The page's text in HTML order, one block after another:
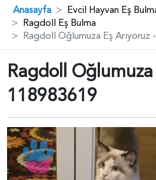
Anasayfa Evcil Hayvan Eş
Ragdoll Eş Bulma
Ragdoll Oğlumuza Eş Arıyoruz
Ragdoll Oğlumuza
118983619